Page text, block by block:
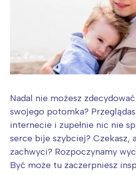
Nadal nie możesz
swojego potomka?
internecie i zupełnie nic nie
serce bije szybciej? Czekasz,
zachwyci? Rozpoczynamy
Być może tu zaczerpniesz